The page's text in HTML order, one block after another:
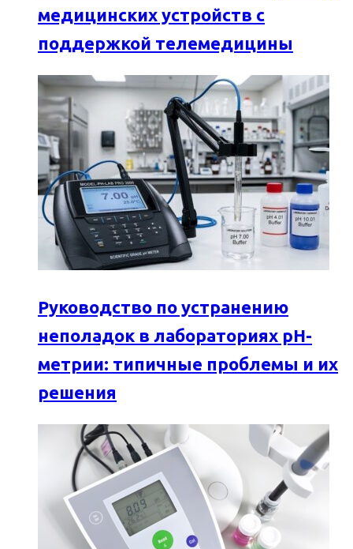
медицинских устройств с
поддержкой телемедицины
Руководство по устранению
неполадок в лабораториях pH-
метрии: типичные проблемы и их
решения